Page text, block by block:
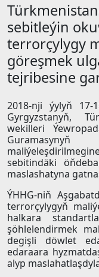
sebitleýin
terrorçylygy
göreşmek
tejribesine
2018-nji ýylyň 17-
Gyrgyzstanyň,
wekilleri
sebitindäki
maslashatyna
ÝHHG-niň
terrorçylygyň
halkara
şöhlelendirmek
degişli döwlet
edaraara
alyp